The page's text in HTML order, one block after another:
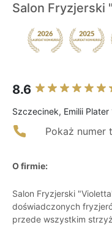
Salon Fryzjerski
8.6
Szczecinek, Emilii Plater
Pokaż numer
O firmie:
Salon Fryzjerski
doświadczonych
przede wszystkim